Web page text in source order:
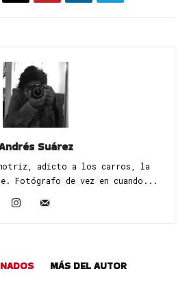
Suárez
adicto a los carros, la
Fotógrafo de vez en cuando...
MÁS DEL AUTOR